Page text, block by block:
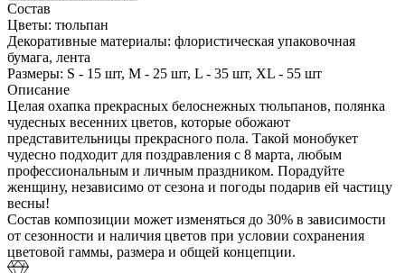
Состав
Цветы: тюльпан
Декоративные материалы: флористическая упаковочная
бумага, лента
Размеры: S - 15 шт, M - 25 шт, L - 35 шт, XL - 55 шт
Описание
Целая охапка прекрасных белоснежных тюльпанов, полянка
чудесных весенних цветов, которые обожают
представительницы прекрасного пола. Такой монобукет
чудесно подходит для поздравления с 8 марта, любым
профессиональным и личным праздником. Порадуйте
женщину, независимо от сезона и погоды подарив ей частицу
весны!
Состав композиции может изменяться до 30% в зависимости
от сезонности и наличия цветов при условии сохранения
цветовой гаммы, размера и общей концепции.